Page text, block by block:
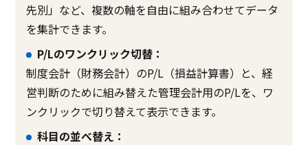
先別」など、複数の軸を自由に組み合わせてデータ
を集計できます。
P/Lのワンクリック切替：
制度会計（財務会計）のP/L（損益計算書）と、経
営判断のために組み替えた管理会計用のP/Lを、ワ
ンクリックで切り替えて表示できます。
科目の並べ替え：